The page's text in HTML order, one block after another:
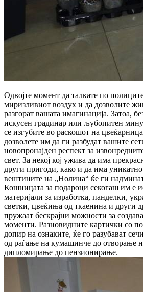
Одвојте момент да талкате по
миризливиот воздух и да дозволите
разгорат вашата имагинација. Затоа,
искусен градинар или љубопитен
се изгубите во раскошот на
дозволете им да ги разбудат вашите
новопронајден респект за
свет. За некој кој ужива да има
други пригоди, како и да има
вештините на „Нолина“ ќе ги
Кошницата за подароци секогаш им е
материјали за изработка, панделки,
светки, цвеќиња од ткаенина и други
пружаат бескрајни можности за
моменти. Разновидните картички со
допир на ознаките, ќе го разубават
од раѓање на кумашинче до отворање
дипломирање до пензионирање.